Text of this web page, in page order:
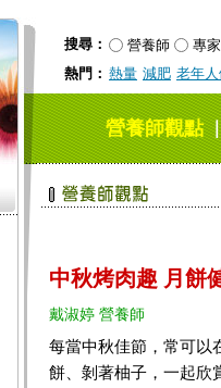
搜尋： 營養師
專家
熱門： 熱量 減肥 老年
營養師觀點
中秋烤肉趣 月餅
戴淑婷 營養師
每當中秋佳節，常可以
餅、剝著柚子，一起欣